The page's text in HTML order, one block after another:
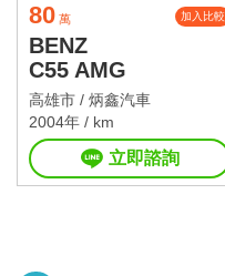
80 萬 加入比較
BENZ
C55 AMG
高雄市 / 炳鑫汽車
2004年 / km
立即諮詢